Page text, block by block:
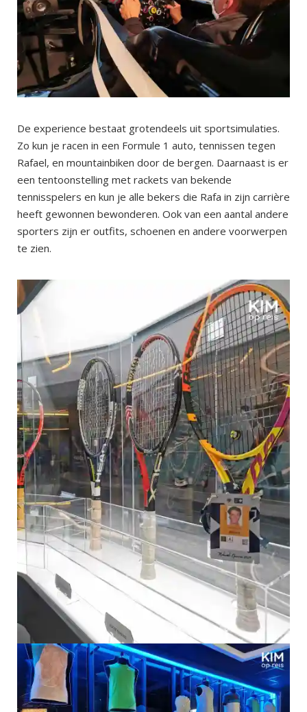
De experience bestaat grotendeels uit sportsimulaties.
Zo kun je racen in een Formule 1 auto, tennissen tegen
Rafael, en mountainbiken door de bergen. Daarnaast is er
een tentoonstelling met rackets van bekende
tennisspelers en kun je alle bekers die Rafa in zijn carrière
heeft gewonnen bewonderen. Ook van een aantal andere
sporters zijn er outfits, schoenen en andere voorwerpen
te zien.